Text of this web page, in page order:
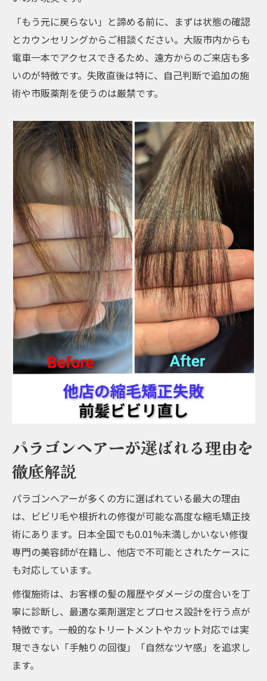
「もう元に戻らない」と諦める前に、まずは状態の確認
とカウンセリングからご相談ください。大阪市内からも
電車一本でアクセスできるため、遠方からのご来店も多
いのが特徴です。失敗直後は特に、自己判断で追加の施
術や市販薬剤を使うのは厳禁です。
パラゴンヘアーが選ばれる理由を
徹底解説
パラゴンヘアーが多くの方に選ばれている最大の理由
は、ビビリ毛や根折れの修復が可能な高度な縮毛矯正技
術にあります。日本全国でも0.01%未満しかいない修復
専門の美容師が在籍し、他店で不可能とされたケースに
も対応しています。
修復施術は、お客様の髪の履歴やダメージの度合いを丁
寧に診断し、最適な薬剤選定とプロセス設計を行う点が
特徴です。一般的なトリートメントやカット対応では実
現できない「手触りの回復」「自然なツヤ感」を追求し
ます。